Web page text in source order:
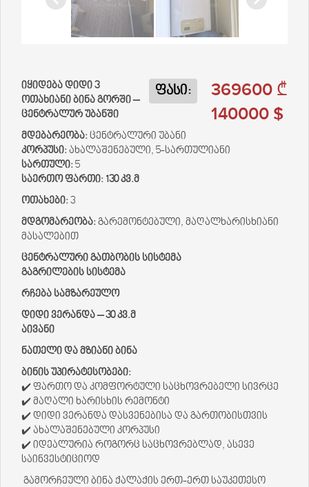
369600 ₾
140000 $
ფასი:
იყიდება დიდი 3
ოთახიანი ბინა გორში –
ცენტრალურ უბანში
მდებარეობა: ცენტრალური უბანი
კორპუსი: ახალაშენებული, 5-სართულიანი
სართული: 5
საერთო ფართი: 130 კვ.მ
ოთახები: 3
მდგომარეობა: გარემონტებული, მაღალხარისხიანი
მასალებით
ცენტრალური გათბობის სისტემა
გაგრილების სისტემა
რჩება სამზარეულო
დიდი ვერანდა – 30 კვ.მ
აივანი
ნათელი და მზიანი ბინა
ბინის უპირატესობები:
✔️ ფართო და კომფორტული საცხოვრებელი სივრცე
✔️ მაღალი ხარისხის რემონტი
✔️ დიდი ვერანდა დასვენებისა და გართობისთვის
✔️ ახალაშენებული კორპუსი
✔️ იდეალურია როგორც საცხოვრებლად, ასევე
საინვესტიციოდ
გამორჩეული ბინა ქალაქის ერთ-ერთ საუკეთესო